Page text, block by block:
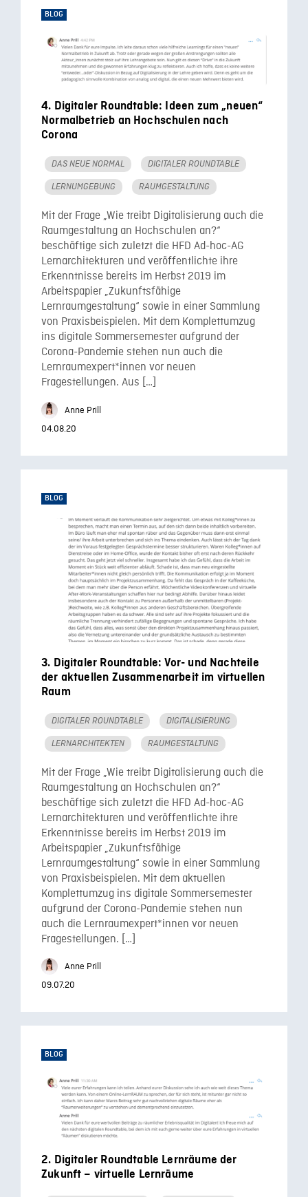
BLOG
4. Digitaler Roundtable: Ideen zum „neuen“
Normalbetrieb an Hochschulen nach
Corona
DAS NEUE NORMAL DIGITALER ROUNDTABLE
LERNUMGEBUNG RAUMGESTALTUNG
Mit der Frage „Wie treibt Digitalisierung auch die
Raumgestaltung an Hochschulen an?“
beschäftige sich zuletzt die HFD Ad-hoc-AG
Lernarchitekturen und veröffentlichte ihre
Erkenntnisse bereits im Herbst 2019 im
Arbeitspapier „Zukunftsfähige
Lernraumgestaltung“ sowie in einer Sammlung
von Praxisbeispielen. Mit dem Komplettumzug
ins digitale Sommersemester aufgrund der
Corona-Pandemie stehen nun auch die
Lernraumexpert*innen vor neuen
Fragestellungen. Aus […]
Anne Prill
04.08.20
BLOG
3. Digitaler Roundtable: Vor- und Nachteile
der aktuellen Zusammenarbeit im virtuellen
Raum
DIGITALER ROUNDTABLE DIGITALISIERUNG
LERNARCHITEKTEN RAUMGESTALTUNG
Mit der Frage „Wie treibt Digitalisierung auch die
Raumgestaltung an Hochschulen an?“
beschäftige sich zuletzt die HFD Ad-hoc-AG
Lernarchitekturen und veröffentlichte ihre
Erkenntnisse bereits im Herbst 2019 im
Arbeitspapier „Zukunftsfähige
Lernraumgestaltung“ sowie in einer Sammlung
von Praxisbeispielen. Mit dem aktuellen
Komplettumzug ins digitale Sommersemester
aufgrund der Corona-Pandemie stehen nun
auch die Lernraumexpert*innen vor neuen
Fragestellungen. […]
Anne Prill
09.07.20
BLOG
2. Digitaler Roundtable Lernräume der
Zukunft – virtuelle Lernräume